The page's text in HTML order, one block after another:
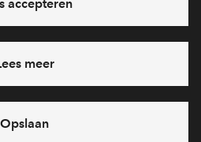
mij aanmelden
direct antwoord? Bel ons op
27 42
feestdagen)